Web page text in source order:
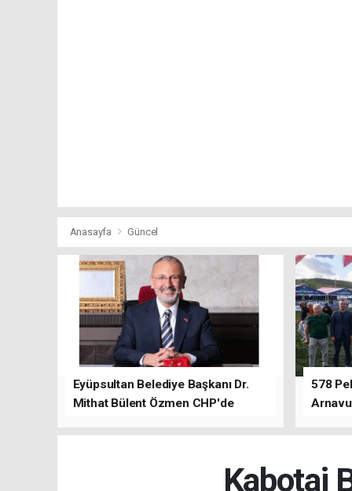
Anasayfa Güncel
Eyüpsultan Belediye Başkanı Dr.
Mithat Bülent Özmen CHP'de
578
Kabotaj